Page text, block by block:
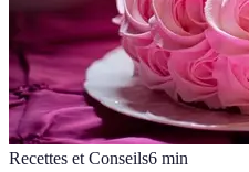
Recettes et Conseils6 min